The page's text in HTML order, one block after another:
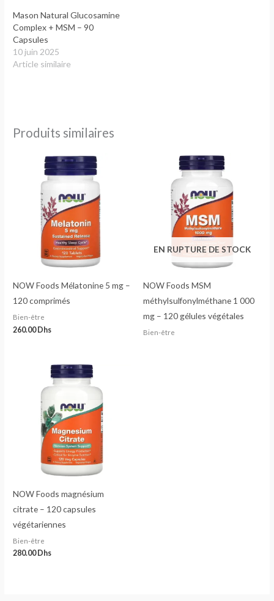
Mason Natural Glucosamine
Complex + MSM – 90
Capsules
10 juin 2025
Article similaire
Produits similaires
NOW Foods Mélatonine 5 mg –
120 comprimés
Bien-être
260.00Dhs
EN RUPTURE DE STOCK
NOW Foods MSM
méthylsulfonylméthane 1 000
mg – 120 gélules végétales
Bien-être
NOW Foods magnésium
citrate – 120 capsules
végétariennes
Bien-être
280.00 Dhs